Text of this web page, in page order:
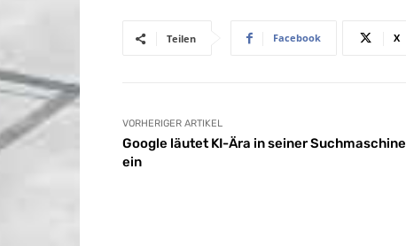
Teilen Facebook X
VORHERIGER ARTIKEL
Google läutet KI-Ära in seiner Suchmaschine
ein